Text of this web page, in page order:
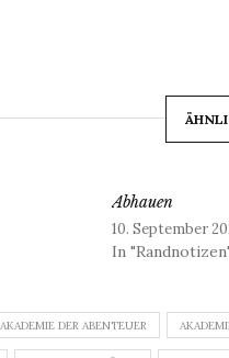
Abhauen
10. September
In
AKADEMIE DER ABENTEUER